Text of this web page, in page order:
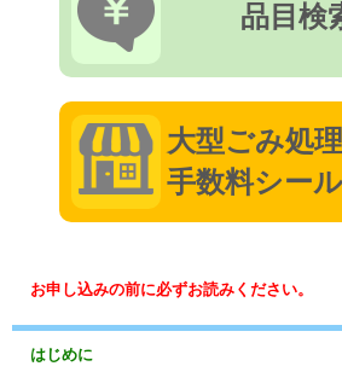
品目検
大型ごみ処理
手数料シー
お申し込みの前に必ずお読みください。
はじめに